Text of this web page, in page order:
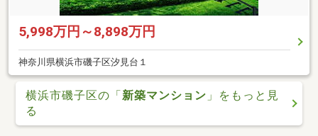
5,998万円～8,898万円
神奈川県横浜市磯子区汐見台１
横浜市磯子区の「新築マンション 」をもっと見
る